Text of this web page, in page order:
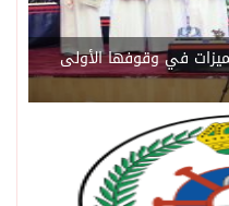
في وقوفها الأولى